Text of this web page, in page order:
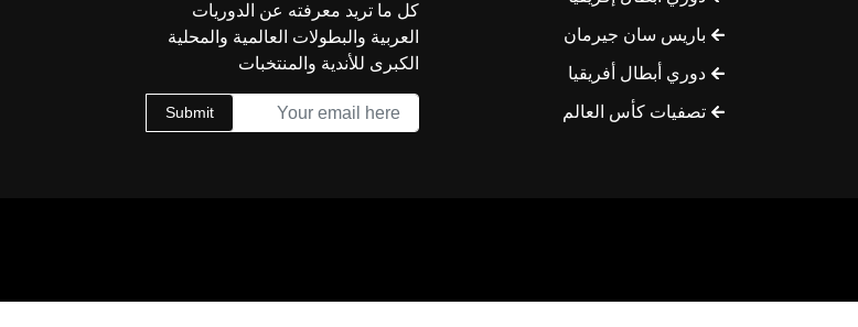
باريس سان جيرمان
دوري أبطال أفريقيا
تصفيات كأس العالم
كل ما تريد معرفته عن الدوريات
العربية والبطولات العالمية والمحلية
الكبرى للأندية والمنتخبات
Submit